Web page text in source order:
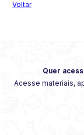
Voltar
Quer
Acesse materiais,